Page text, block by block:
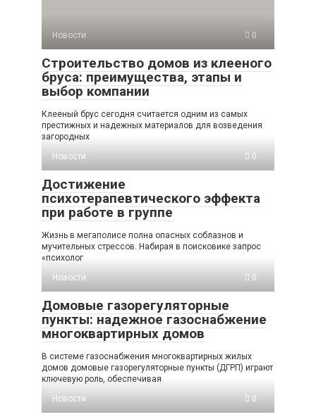
Новости 0
Строительство домов из клееного
бруса: преимущества, этапы и
выбор компании
Клееный брус сегодня считается одним из самых
престижных и надежных материалов для возведения
загородных
Новости
0
Достижение
психотерапевтического эффекта
при работе в группе
Жизнь в мегаполисе полна опасных соблазнов и
мучительных стрессов. Набирая в поисковике запрос
«психолог
Новости
0
Домовые газорегуляторные
пункты: надежное газоснабжение
многоквартирных домов
В системе газоснабжения многоквартирных жилых
домов домовые газорегуляторные пункты (ДГРП) играют
ключевую роль, обеспечивая
Новости
0